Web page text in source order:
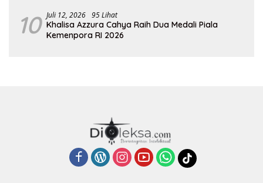
10 Juli 12, 2026 95 Lihat
Khalisa Azzura Cahya Raih Dua Medali Piala
Kemenpora RI 2026